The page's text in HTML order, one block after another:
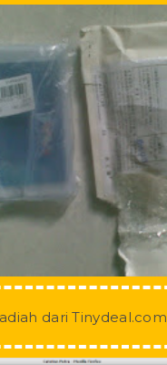
dari Tinydeal.com